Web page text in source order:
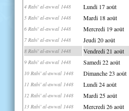
4 Rabi' al-awwal 1448 Lundi 17 août
5 Rabi' al-awwal 1448 Mardi 18 août
6 Rabi' al-awwal 1448 Mercredi 19 août
7 Rabi' al-awwal 1448 Jeudi 20 août
8 Rabi' al-awwal 1448 Vendredi 21 août
9 Rabi' al-awwal 1448 Samedi 22 août
10 Rabi' al-awwal 1448 Dimanche 23 août
11 Rabi' al-awwal 1448 Lundi 24 août
12 Rabi' al-awwal 1448 Mardi 25 août
13 Rabi' al-awwal 1448 Mercredi 26 août